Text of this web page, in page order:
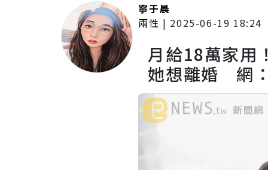
寧于晨
兩性 | 2025-06-19 18:24
月給18萬家用
她想離婚 網